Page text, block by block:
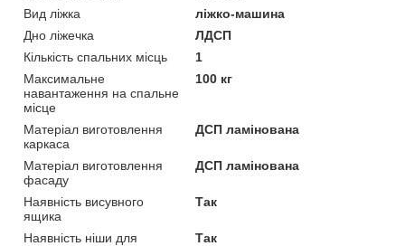
Вид ліжка
ліжко-машина
Дно ліжечка
ЛДСП
Кількість спальних місць
1
Максимальне
навантаження на спальне
місце
100 кг
Матеріал виготовлення
каркаса
ДСП ламінована
Матеріал виготовлення
фасаду
ДСП ламінована
Наявність висувного
ящика
Так
Наявність ніши для
Так